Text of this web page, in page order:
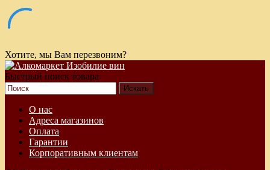
Хотите, мы Вам перезвоним?
Быстрый поиск товара
О нас
Адреса магазинов
Оплата
Гарантии
Корпоративным клиентам